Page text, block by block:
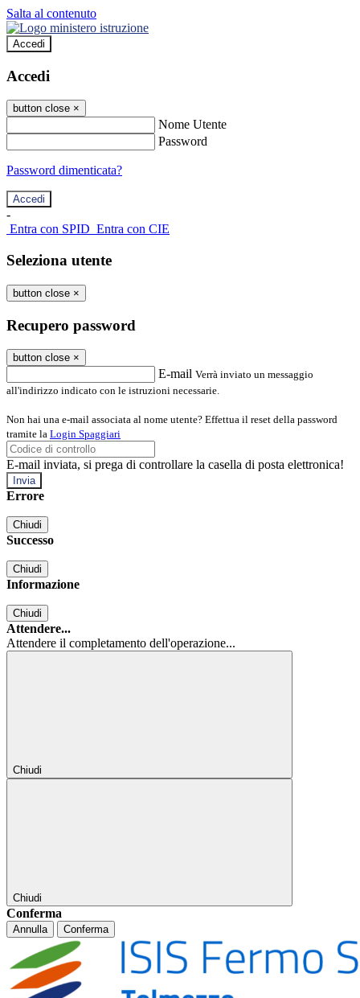
Salta al contenuto
Accedi
Accedi
button close ×
Nome Utente
Password
Password dimenticata?
-
Entra con SPID Entra con CIE
Seleziona utente
button close ×
Recupero password
button close ×
E-mail Verrà inviato un messaggio
all'indirizzo indicato con le istruzioni necessarie.
Non hai una e-mail associata al nome utente? Effettua il reset della password
tramite la Login Spaggiari
E-mail inviata, si prega di controllare la casella di posta elettronica!
Errore
Chiudi
Successo
Chiudi
Informazione
Chiudi
Attendere...
Attendere il completamento dell'operazione...
Chiudi
Chiudi
Conferma
Annulla Conferma